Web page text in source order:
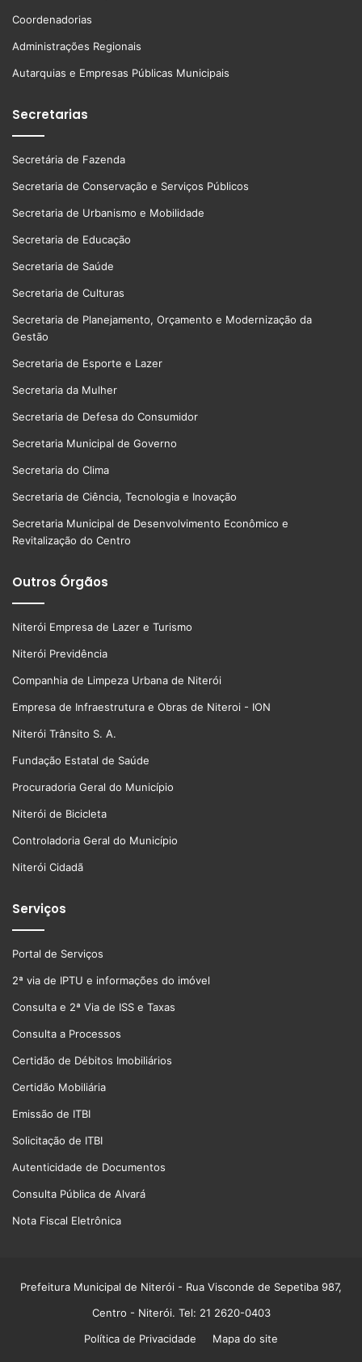
Coordenadorias
Administrações Regionais
Autarquias e Empresas Públicas Municipais
Secretarias
Secretária de Fazenda
Secretaria de Conservação e Serviços Públicos
Secretaria de Urbanismo e Mobilidade
Secretaria de Educação
Secretaria de Saúde
Secretaria de Culturas
Secretaria de Planejamento, Orçamento e Modernização da
Gestão
Secretaria de Esporte e Lazer
Secretaria da Mulher
Secretaria de Defesa do Consumidor
Secretaria Municipal de Governo
Secretaria do Clima
Secretaria de Ciência, Tecnologia e Inovação
Secretaria Municipal de Desenvolvimento Econômico e
Revitalização do Centro
Outros Órgãos
Niterói Empresa de Lazer e Turismo
Niterói Previdência
Companhia de Limpeza Urbana de Niterói
Empresa de Infraestrutura e Obras de Niteroi - ION
Niterói Trânsito S. A.
Fundação Estatal de Saúde
Procuradoria Geral do Município
Niterói de Bicicleta
Controladoria Geral do Município
Niterói Cidadã
Serviços
Portal de Serviços
2ª via de IPTU e informações do imóvel
Consulta e 2ª Via de ISS e Taxas
Consulta a Processos
Certidão de Débitos Imobiliários
Certidão Mobiliária
Emissão de ITBI
Solicitação de ITBI
Autenticidade de Documentos
Consulta Pública de Alvará
Nota Fiscal Eletrônica
Prefeitura Municipal de Niterói - Rua Visconde de Sepetiba 987,
Centro - Niterói. Tel: 21 2620-0403
Política de Privacidade
Mapa do site